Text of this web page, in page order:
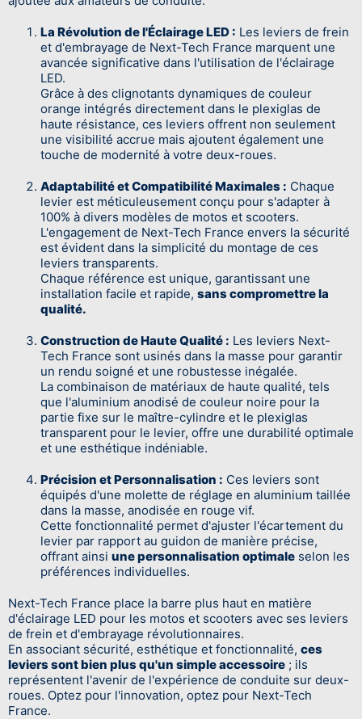
La Révolution de l'Éclairage LED : Les leviers de frein
et d'embrayage de Next-Tech France marquent une
avancée significative dans l'utilisation de l'éclairage
LED.
Grâce à des clignotants dynamiques de couleur
orange intégrés directement dans le plexiglas de
haute résistance, ces leviers offrent non seulement
une visibilité accrue mais ajoutent également une
touche de modernité à votre deux-roues.
Adaptabilité et Compatibilité Maximales : Chaque
levier est méticuleusement conçu pour s'adapter à
100% à divers modèles de motos et scooters.
L'engagement de Next-Tech France envers la sécurité
est évident dans la simplicité du montage de ces
leviers transparents.
Chaque référence est unique, garantissant une
installation facile et rapide, sans compromettre la
qualité.
Construction de Haute Qualité : Les leviers Next-
Tech France sont usinés dans la masse pour garantir
un rendu soigné et une robustesse inégalée.
La combinaison de matériaux de haute qualité, tels
que l'aluminium anodisé de couleur noire pour la
partie fixe sur le maître-cylindre et le plexiglas
transparent pour le levier, offre une durabilité optimale
et une esthétique indéniable.
Précision et Personnalisation : Ces leviers sont
équipés d'une molette de réglage en aluminium taillée
dans la masse, anodisée en rouge vif.
Cette fonctionnalité permet d'ajuster l'écartement du
levier par rapport au guidon de manière précise,
offrant ainsi une personnalisation optimale selon les
préférences individuelles.
Next-Tech France place la barre plus haut en matière
d'éclairage LED pour les motos et scooters avec ses leviers
de frein et d'embrayage révolutionnaires.
En associant sécurité, esthétique et fonctionnalité, ces
leviers sont bien plus qu'un simple accessoire ; ils
représentent l'avenir de l'expérience de conduite sur deux-
roues. Optez pour l'innovation, optez pour Next-Tech
France.